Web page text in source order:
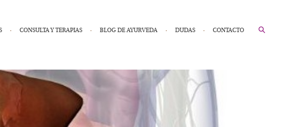
CONSULTA Y TERAPIAS BLOG DE AYURVEDA DUDAS CONTACTO